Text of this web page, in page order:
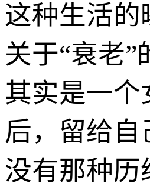
这种生活的
关于“衰老
其实是一
后，留给
没有那种历